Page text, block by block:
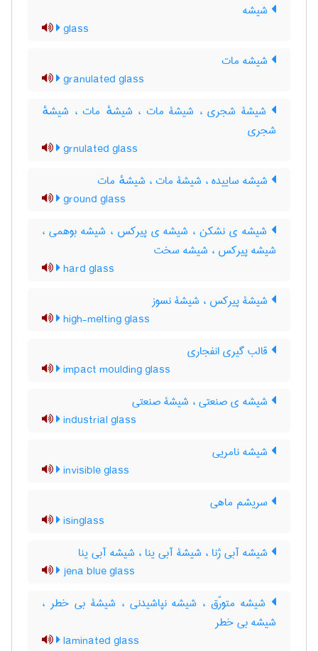
شیشه
glass
شیشه مات
granulated glass
شیشۀ شجری ، شیشۀ مات ، شیشهٔ مات ، شیشهٔ
شجری
grnulated glass
شیشه ساییده ، شیشۀ مات ، شیشهٔ مات
ground glass
شیشه ی نشکن ، شیشه ی پیرکس ، شیشه بوهمی ،
شیشه پیرکس ، شیشه سخت
hard glass
شیشۀ پیرکس ، شیشۀ نسوز
high-melting glass
قالب گیری انفجاری
impact moulding glass
شیشه ی صنعتی ، شیشۀ صنعتی
industrial glass
شیشه نامریی
invisible glass
سریشم ماهی
isinglass
شیشه آبی ژنا ، شیشۀ آبی ینا ، شیشه آبی ینا
jena blue glass
شیشه متورّق ، شیشه نپاشیدنی ، شیشۀ بی خطر ،
شیشه بی خطر
laminated glass